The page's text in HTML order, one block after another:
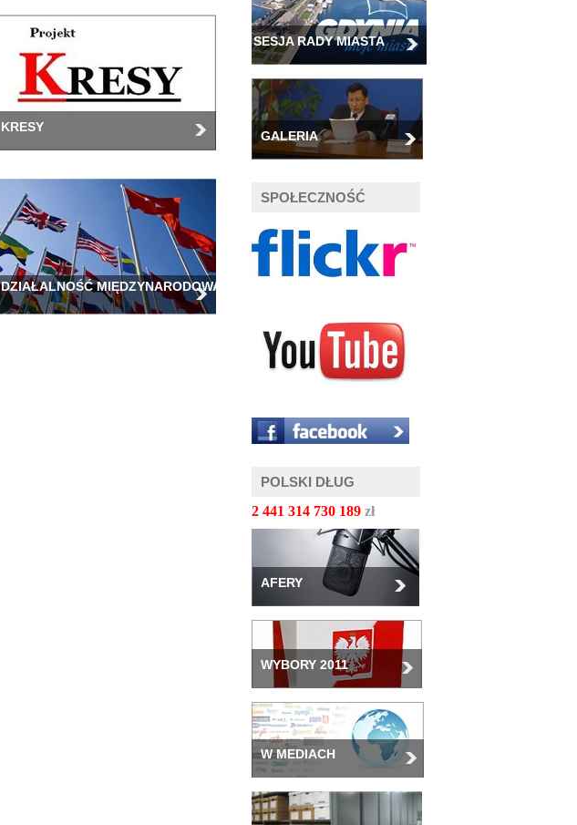
KRESY
DZIAŁALNOŚĆ MIĘDZYNARODOWA
SESJA RADY MIASTA
GALERIA
SPOŁECZNOŚĆ
POLSKI DŁUG
2 441 314 732 232 zł
AFERY
WYBORY 2011
W MEDIACH